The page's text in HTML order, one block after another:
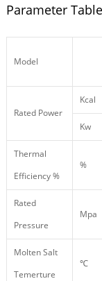
Parameter
Model
Rated Power
Kcal
Kw
Thermal
Efficiency %
%
Rated
Pressure
Mpa
Molten Salt
Temerture
℃